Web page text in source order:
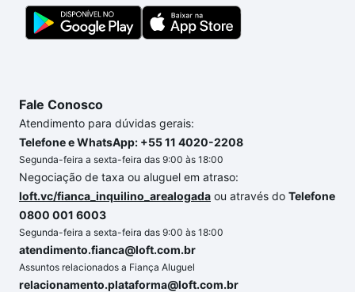
gente para comprar o imóvel dos seus sonhos com
segurança e conforto. Loft, com você até as
Fale Conosco
Atendimento para dúvidas gerais:
Telefone e WhatsApp: +55 11 4020-2208
Segunda-feira a sexta-feira das 9:00 às 18:00
Negociação de taxa ou aluguel em atraso:
loft.vc/fianca_inquilino_arealogada ou através do Telefone
0800 001 6003
Segunda-feira a sexta-feira das 9:00 às 18:00
atendimento.fianca@loft.com.br
Assuntos relacionados a Fiança Aluguel
relacionamento.plataforma@loft.com.br